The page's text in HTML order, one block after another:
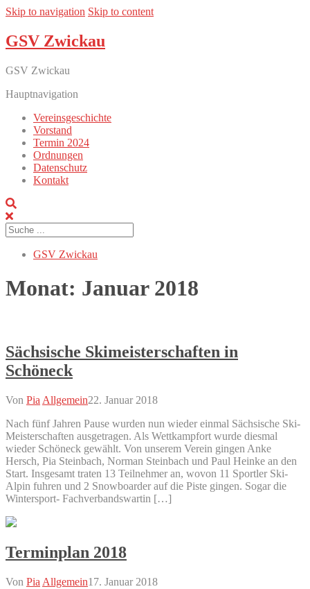
Skip to navigation Skip to content
GSV Zwickau
GSV Zwickau
Hauptnavigation
Vereinsgeschichte
Vorstand
Termin 2024
Ordnungen
Datenschutz
Kontakt
GSV Zwickau
Monat: Januar 2018
Sächsische Skimeisterschaften in
Schöneck
Von Pia Allgemein22. Januar 2018
Nach fünf Jahren Pause wurden nun wieder einmal Sächsische Ski-
Meisterschaften ausgetragen. Als Wettkampfort wurde diesmal
wieder Schöneck gewählt. Von unserem Verein gingen Anke
Hersch, Pia Steinbach, Norman Steinbach und Paul Heinke an den
Start. Insgesamt traten 13 Teilnehmer an, wovon 11 Sportler Ski-
Alpin fuhren und 2 Snowboarder auf die Piste gingen. Sogar die
Wintersport- Fachverbandswartin […]
Terminplan 2018
Von Pia Allgemein17. Januar 2018